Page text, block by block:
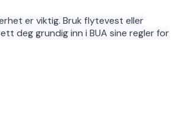
er viktig. Bruk flytevest eller
deg grundig inn i BUA sine regler for